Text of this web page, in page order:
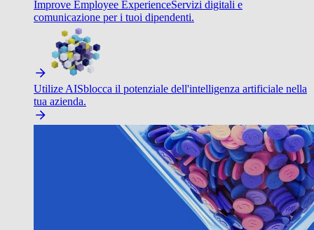
Improve Employee ExperienceServizi digitali e
comunicazione per i tuoi dipendenti.
Utilize AISblocca il potenziale dell'intelligenza artificiale nella
tua azienda.